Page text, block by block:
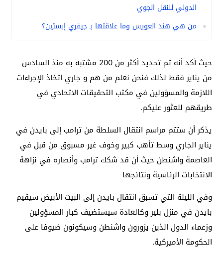
الدولي للنقل الجوي
من هي هند العويس وما علاقتها بـ جيفري إبستين؟
حيث أكد أنه تم تحديد أكثر من 200 مشتبه به منذ السادس
من يناير فقط لذلك فنحن نعلم من هم و جاري اتخاذ الإجراءات
اللازمة والمسؤولين في مكتب التحقيقات الاتحادي في
طريقهم للعثور عليكم.
يذكر أن ستتم مراسم انتقال السلطة من ترامب إلى بايدن في
يناير الجاري وسط تأهب كبير وخوف غير مسبوق من قبل في
العاصمة واشنطن حيث أن قد شكك ترامب وأنصاره في نزاهة
الانتخابات الرئاسية ونتائجها
وفي الليلة التي تسبق انتقال بايدن إلى البيت الأبيض سيقيم
بايدن في منزل بلير وكالعادة سيستضيف كبار المسؤولين
وزعماء الدول الذين يزورون واشنطن وسيكونون ضيوفا على
الحكومة الأميركية.